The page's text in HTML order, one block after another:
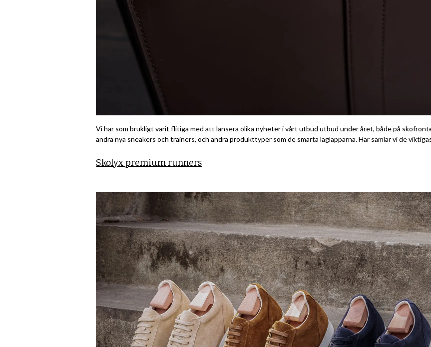
Vi har som brukligt varit flitiga med att lansera olika nyheter i vårt utbud utbud under året, både på
andra nya sneakers och trainers, och andra produkttyper som de smarta laglapparna. Här samlar vi de
Skolyx premium runners